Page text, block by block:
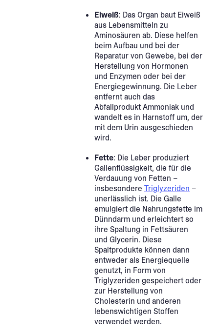
Eiweiß: Das Organ baut Eiweiß
aus Lebensmitteln zu
Aminosäuren ab. Diese helfen
beim Aufbau und bei der
Reparatur von Gewebe, bei der
Herstellung von Hormonen
und Enzymen oder bei der
Energiegewinnung. Die Leber
entfernt auch das
Abfallprodukt Ammoniak und
wandelt es in Harnstoff um, der
mit dem Urin ausgeschieden
wird.
Fette: Die Leber produziert
Gallenflüssigkeit, die für die
Verdauung von Fetten –
insbesondere Triglyzeriden –
unerlässlich ist. Die Galle
emulgiert die Nahrungsfette im
Dünndarm und erleichtert so
ihre Spaltung in Fettsäuren
und Glycerin. Diese
Spaltprodukte können dann
entweder als Energiequelle
genutzt, in Form von
Triglyzeriden gespeichert oder
zur Herstellung von
Cholesterin und anderen
lebenswichtigen Stoffen
verwendet werden.